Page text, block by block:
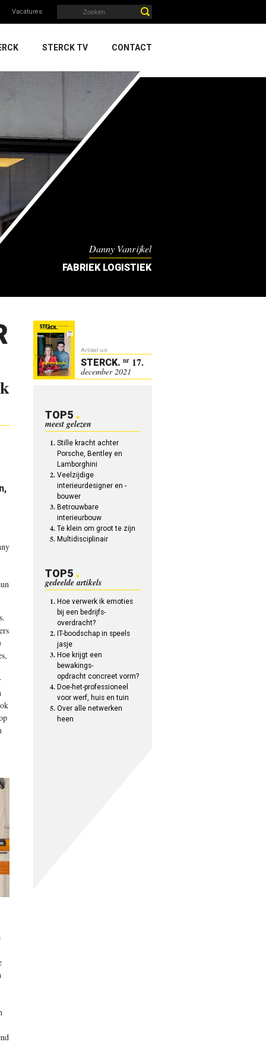
Vacatures
STERCK TV CONTACT
Danny Vanrijkel
FABRIEK LOGISTIEK
Artikel uit:
STERCK. nr 17.
december 2021
TOP5
meest gelezen
Stille kracht achter
Porsche, Bentley en
Lamborghini
Veelzijdige
interieurdesigner en -
bouwer
Betrouwbare
interieurbouw
Te klein om groot te zijn
Multidisciplinair
TOP5
gedeelde artikels
Hoe verwerk ik emoties
bij een bedrijfs-
overdracht?
IT-boodschap in speels
jasje
Hoe krijgt een
bewakings-
opdracht concreet vorm?
Doe-het-professioneel
voor werf, huis en tuin
Over alle netwerken
heen